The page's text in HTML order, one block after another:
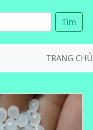
Tìm
TRANG CHỦ